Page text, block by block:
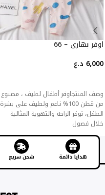
اوفر بهاري – 66
6,000 د.ع
وصف المنتجاوفر أطفال لطيف ، مصنوع
من قطن 100% ناعم ولطيف على بشرة
الطفل، توفر الراحة والتهوية المثالية
خلال فصول
هدايا دائمة شحن سريع